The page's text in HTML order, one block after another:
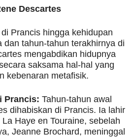
Descartes
Prancis hingga kehidupan
dan tahun-tahun terakhirnya di
mengabdikan hidupnya
saksama hal-hal yang
kebenaran metafisik.
Prancis: Tahun-tahun awal
dihabiskan di Prancis. Ia lahir
Haye en Touraine, sebelah
Jeanne Brochard, meninggal